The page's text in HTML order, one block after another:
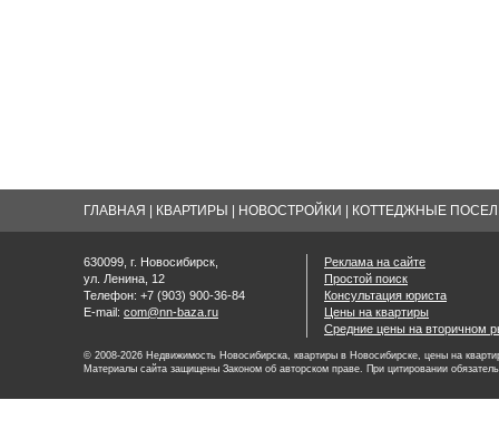
ГЛАВНАЯ КВАРТИРЫ НОВОСТРОЙКИ КОТТЕДЖНЫЕ
630099, г. Новосибирск,
ул. Ленина, 12
Телефон: +7 (903) 900-36-84
E-mail: com@nn-baza.ru
Реклама на сайте
Простой поиск
Консультация юриста
Цены на квартиры
Средние цены на вторичном
© 2008-2026 Недвижимость Новосибирска, квартиры в Новосибирске, цены на
Материалы сайта защищены Законом об авторском праве. При цитировании